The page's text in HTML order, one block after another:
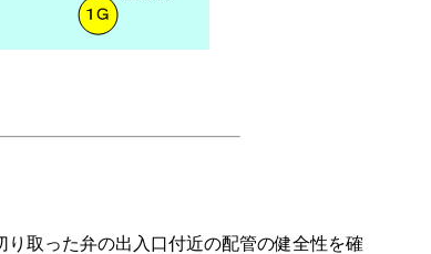
取った弁の出入口付近の配管の健全性を確